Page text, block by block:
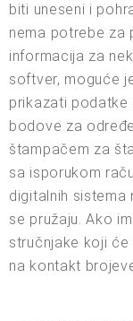
biti uneseni i
nema potrebe za
informacija za
softver, moguće
prikazati podatke
bodove za
štampačem za
sa isporukom
digitalnih
se pružaju. Ako
stručnjake koji
na kontakt